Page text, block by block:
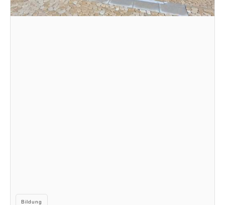
Kategorien
Bildung